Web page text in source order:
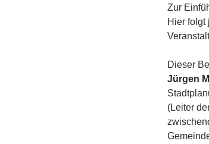
Zur
Hier folgt
Dieser
Jürgen
(Leiter